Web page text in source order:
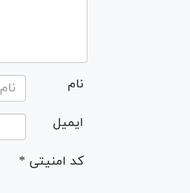
نام
ایمیل
* کد امنیتی